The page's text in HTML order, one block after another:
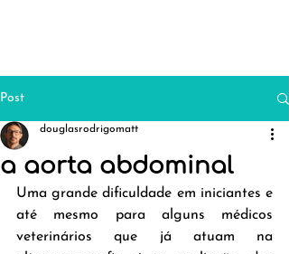
Post
a aorta abdominal
douglasrodrigomatt
Uma grande dificuldade em iniciantes e
até mesmo para alguns médicos
veterinários que já atuam na